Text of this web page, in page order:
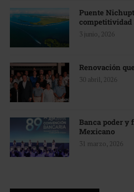
Puente
3 junio, 2026
Renovación
30 abril, 2026
Banca poder y
Mexicano
31 marzo, 2026